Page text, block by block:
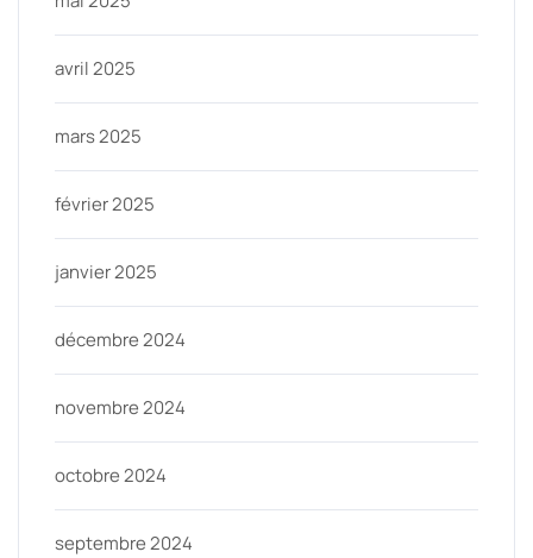
avril 2025
mars 2025
février 2025
janvier 2025
décembre 2024
novembre 2024
octobre 2024
septembre 2024